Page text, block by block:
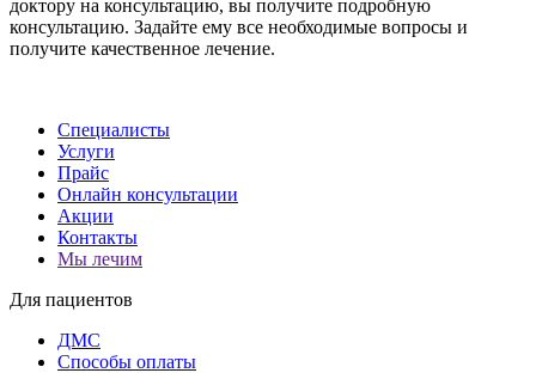
доктору на консультацию, вы получите подробную
консультацию. Задайте ему все необходимые вопросы и
получите качественное лечение.
Специалисты
Услуги
Прайс
Онлайн консультации
Акции
Контакты
Мы лечим
Для пациентов
ДМС
Способы оплаты